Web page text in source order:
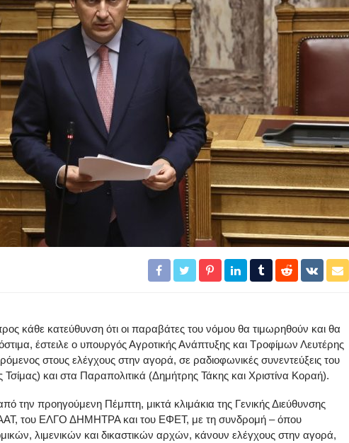
κάθε κατεύθυνση ότι οι παραβάτες του νόμου θα τιμωρηθούν και θα
έστειλε ο υπουργός Αγροτικής Ανάπτυξης και Τροφίμων Λευτέρης
στους ελέγχους στην αγορά, σε ραδιοφωνικές συνεντεύξεις του
και στα Παραπολιτικά (Δημήτρης Τάκης και Χριστίνα Κοραή).
την προηγούμενη Πέμπτη, μικτά κλιμάκια της Γενικής Διεύθυνσης
του ΕΛΓΟ ΔΗΜΗΤΡΑ και του ΕΦΕΤ, με τη συνδρομή – όπου
λιμενικών και δικαστικών αρχών, κάνουν ελέγχους στην αγορά,